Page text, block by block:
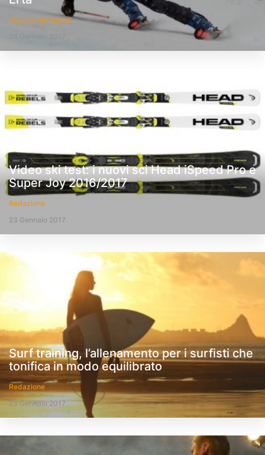
Claudio Gervasoni
Video ski test: i nuovi sci Head iSpeed Pro e
Super Joy 2016/2017
Redazione
23 Gennaio 2017
Surf training, l’allenamento per i surfisti che
tonifica in modo equilibrato
Redazione
23 Gennaio 2017